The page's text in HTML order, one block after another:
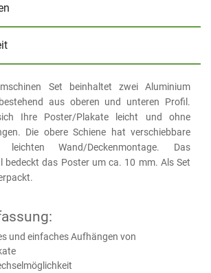
Set beinhaltet zwei Aluminium
aus oberen und unteren Profil.
Ihre Poster/Plakate leicht und ohne
Die obere Schiene hat verschiebbare
Wand/Deckenmontage. Das
bedeckt das Poster um ca. 10 mm. Als Set
und einfaches Aufhängen von